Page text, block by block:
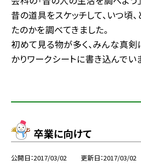
昔の道具をスケッチして、いつ頃
たのかを調べてきました。
初めて見る物が多く、みんな真剣
かりワークシートに書き込んでい
卒業に向けて
公開日 2017/03/02 更新日 2017/03/02